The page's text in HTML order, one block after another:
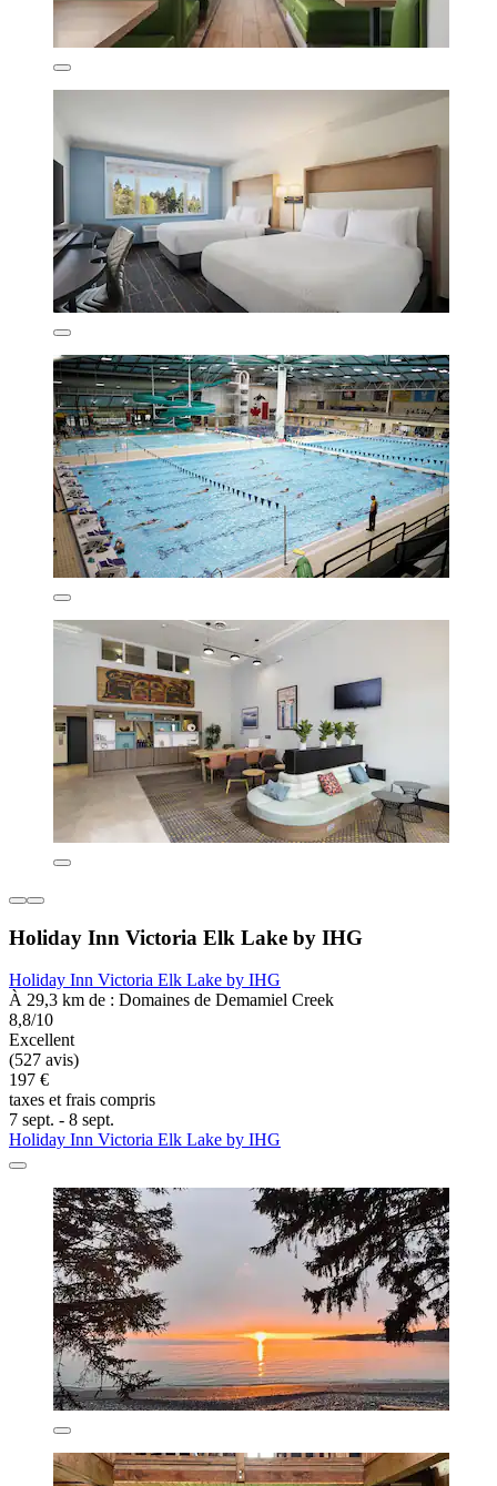
Holiday Inn Victoria Elk Lake by IHG
Holiday Inn Victoria Elk Lake by IHG
À 29,3 km de : Domaines de Demamiel Creek
8,8/10
Excellent
(527 avis)
197 €
taxes et frais compris
7 sept. - 8 sept.
Holiday Inn Victoria Elk Lake by IHG